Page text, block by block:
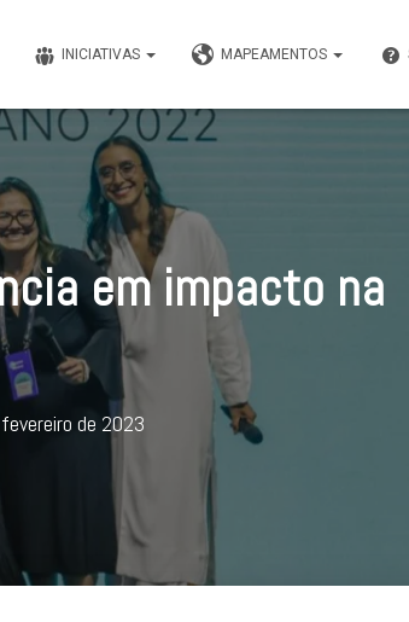
INICIATIVAS MAPEAMENTOS
em impacto na
de 2023